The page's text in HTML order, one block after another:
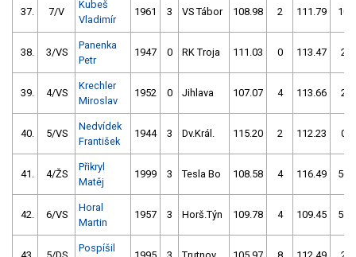
37. 7/V
Kubeš
Vladimír
1961 3 VS Tábor 108.98 2 111.79 10
38. 3/VS
Panenka
Petr
1947 0 RK Troja 111.03 0 113.47 2
39. 4/VS
Krechler
Miroslav
1952 0 Jihlava 107.07 4 113.66 2
40. 5/VS
Nedvídek
František
1944 3 Dv.Král. 115.20 2 112.23 0
41. 4/ŽS
Přikryl
Matěj
1999 3 Tesla Bo 108.58 4 116.49 56
42. 6/VS
Horal
Martin
1957 3 Horš.Týn 109.78 4 109.45 58
Pospíšil